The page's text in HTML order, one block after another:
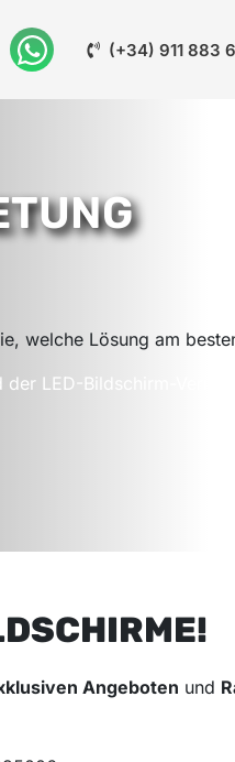
(+34) 911 883
welche Lösung am
LED-Bildschirm-
Angeboten und